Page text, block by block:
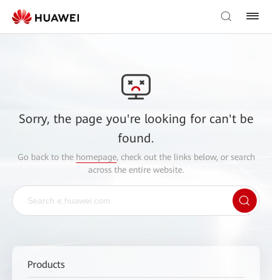
Sorry, the page you're looking for can't be
found.
Go back to the homepage, check out the links below, or search
across the entire website.
Products